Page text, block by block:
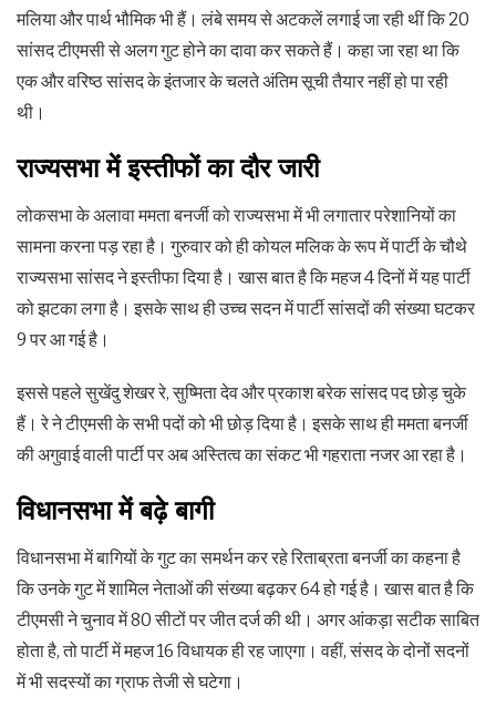
मलिया और पार्थ भौमिक भी हैं। लंबे समय से अटकलें लगाई जा रही थीं कि 20
सांसद टीएमसी से अलग गुट होने का दावा कर सकते हैं। कहा जा रहा था कि
एक और वरिष्ठ सांसद के इंतजार के चलते अंतिम सूची तैयार नहीं हो पा रही
थी।
राज्यसभा में इस्तीफों का दौर जारी
लोकसभा के अलावा ममता बनर्जी को राज्यसभा में भी लगातार परेशानियों का
सामना करना पड़ रहा है। गुरुवार को ही कोयल मलिक के रूप में पार्टी के चौथे
राज्यसभा सांसद ने इस्तीफा दिया है। खास बात है कि महज 4 दिनों में यह पार्टी
को झटका लगा है। इसके साथ ही उच्च सदन में पार्टी सांसदों की संख्या घटकर
9 पर आ गई है।
इससे पहले सुखेंदु शेखर रे, सुष्मिता देव और प्रकाश बरेक सांसद पद छोड़ चुके
हैं। रे ने टीएमसी के सभी पदों को भी छोड़ दिया है। इसके साथ ही ममता बनर्जी
की अगुवाई वाली पार्टी पर अब अस्तित्व का संकट भी गहराता नजर आ रहा है।
विधानसभा में बढ़े बागी
विधानसभा में बागियों के गुट का समर्थन कर रहे रिताब्रता बनर्जी का कहना है
कि उनके गुट में शामिल नेताओं की संख्या बढ़कर 64 हो गई है। खास बात है कि
टीएमसी ने चुनाव में 80 सीटों पर जीत दर्ज की थी। अगर आंकड़ा सटीक साबित
होता है, तो पार्टी में महज 16 विधायक ही रह जाएगा। वहीं, संसद के दोनों सदनों
में भी सदस्यों का ग्राफ तेजी से घटेगा।